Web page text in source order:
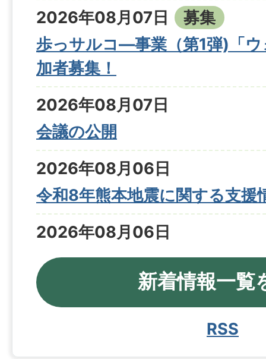
報
2026年08月07日
募集
歩っサルコ―事業（第1弾)「
加者募集！
2026年08月07日
会議の公開
2026年08月06日
令和8年熊本地震に関する支援
2026年08月06日
宮崎県道1号線（小林えびの高
（令和8年8月6日時点）
新着情報一覧
RSS